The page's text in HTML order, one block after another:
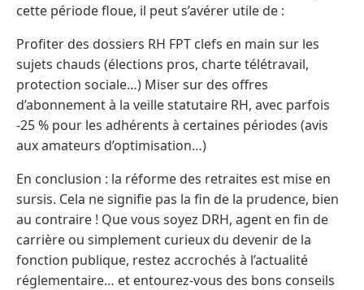
cette période floue, il peut s’avérer utile de :
Profiter des dossiers RH FPT clefs en main sur les
sujets chauds (élections pros, charte télétravail,
protection sociale…) Miser sur des offres
d’abonnement à la veille statutaire RH, avec parfois
-25 % pour les adhérents à certaines périodes (avis
aux amateurs d’optimisation…)
En conclusion : la réforme des retraites est mise en
sursis. Cela ne signifie pas la fin de la prudence, bien
au contraire ! Que vous soyez DRH, agent en fin de
carrière ou simplement curieux du devenir de la
fonction publique, restez accrochés à l’actualité
réglementaire… et entourez-vous des bons conseils